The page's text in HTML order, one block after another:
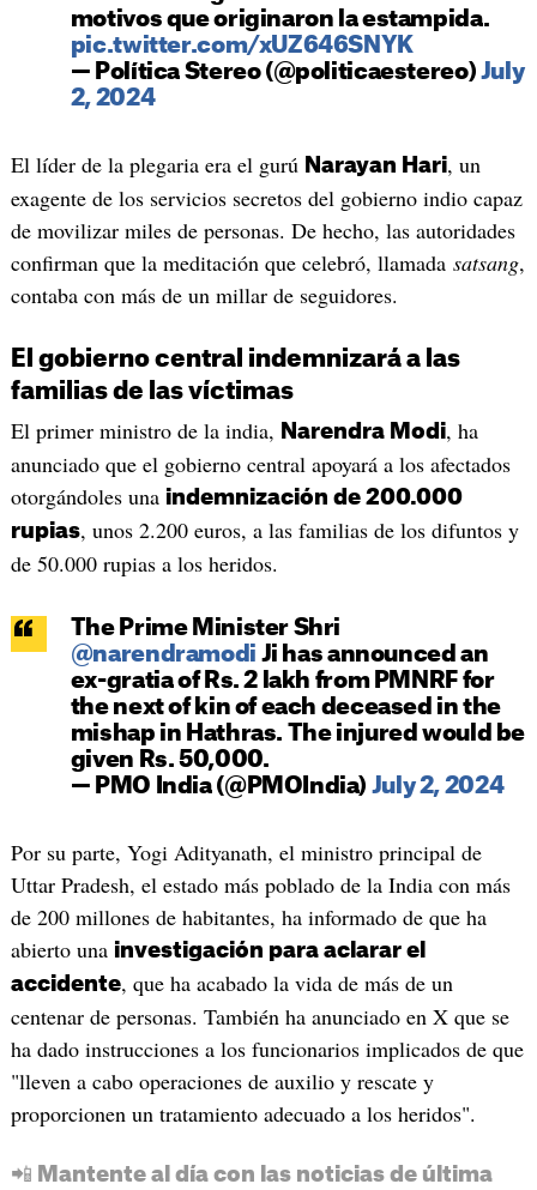
motivos que originaron la estampida.
pic.twitter.com/xUZ646SNYK
— Política Stereo (@politicaestereo) July
2, 2024
El líder de la plegaria era el gurú Narayan Hari, un
exagente de los servicios secretos del gobierno indio capaz
de movilizar miles de personas. De hecho, las autoridades
confirman que la meditación que celebró, llamada satsang,
contaba con más de un millar de seguidores.
El gobierno central indemnizará a las
familias de las víctimas
El primer ministro de la india, Narendra Modi, ha
anunciado que el gobierno central apoyará a los afectados
otorgándoles una indemnización de 200.000
rupias, unos 2.200 euros, a las familias de los difuntos y
de 50.000 rupias a los heridos.
The Prime Minister Shri
@narendramodi Ji has announced an
ex-gratia of Rs. 2 lakh from PMNRF for
the next of kin of each deceased in the
mishap in Hathras. The injured would be
given Rs. 50,000.
— PMO India (@PMOIndia) July 2, 2024
Por su parte, Yogi Adityanath, el ministro principal de
Uttar Pradesh, el estado más poblado de la India con más
de 200 millones de habitantes, ha informado de que ha
abierto una investigación para aclarar el
accidente, que ha acabado la vida de más de un
centenar de personas. También ha anunciado en X que se
ha dado instrucciones a los funcionarios implicados de que
"lleven a cabo operaciones de auxilio y rescate y
proporcionen un tratamiento adecuado a los heridos".
📲 Mantente al día con las noticias de última